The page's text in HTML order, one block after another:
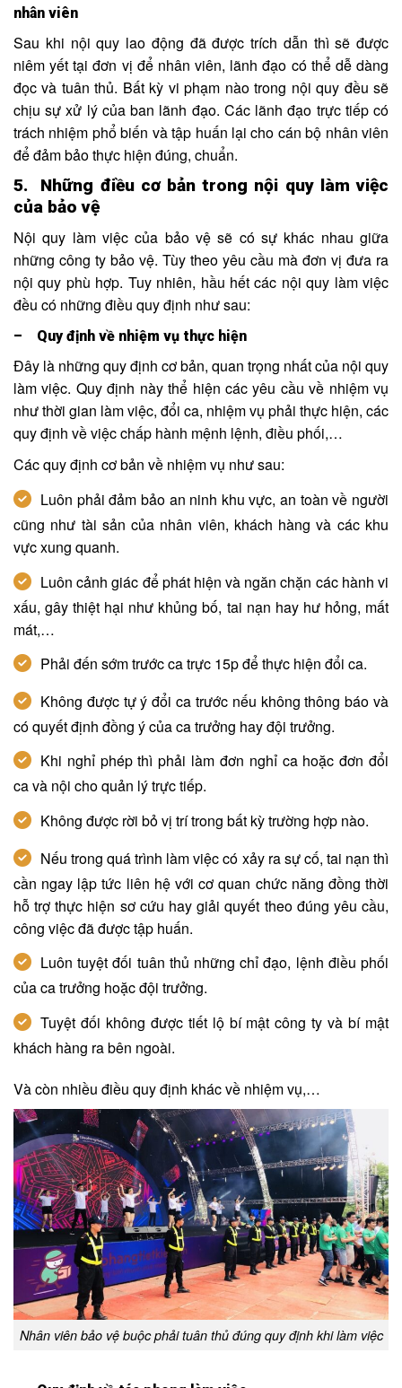
nhân viên
Sau khi nội quy lao động đã được trích dẫn thì sẽ được
niêm yết tại đơn vị để nhân viên, lãnh đạo có thể dễ dàng
đọc và tuân thủ. Bất kỳ vi phạm nào trong nội quy đều sẽ
chịu sự xử lý của ban lãnh đạo. Các lãnh đạo trực tiếp có
trách nhiệm phổ biến và tập huấn lại cho cán bộ nhân viên
để đảm bảo thực hiện đúng, chuẩn.
5. Những điều cơ bản trong nội quy làm việc
của bảo vệ
Nội quy làm việc của bảo vệ sẽ có sự khác nhau giữa
những công ty bảo vệ. Tùy theo yêu cầu mà đơn vị đưa ra
nội quy phù hợp. Tuy nhiên, hầu hết các nội quy làm việc
đều có những điều quy định như sau:
– Quy định về nhiệm vụ thực hiện
Đây là những quy định cơ bản, quan trọng nhất của nội quy
làm việc. Quy định này thể hiện các yêu cầu về nhiệm vụ
như thời gian làm việc, đổi ca, nhiệm vụ phải thực hiện, các
quy định về việc chấp hành mệnh lệnh, điều phối,…
Các quy định cơ bản về nhiệm vụ như sau:
Luôn phải đảm bảo an ninh khu vực, an toàn về người
cũng như tài sản của nhân viên, khách hàng và các khu
vực xung quanh.
Luôn cảnh giác để phát hiện và ngăn chặn các hành vi
xấu, gây thiệt hại như khủng bố, tai nạn hay hư hỏng, mất
mát,…
Phải đến sớm trước ca trực 15p để thực hiện đổi ca.
Không được tự ý đổi ca trước nếu không thông báo và
có quyết định đồng ý của ca trưởng hay đội trưởng.
Khi nghỉ phép thì phải làm đơn nghỉ ca hoặc đơn đổi
ca và nội cho quản lý trực tiếp.
Không được rời bỏ vị trí trong bất kỳ trường hợp nào.
Nếu trong quá trình làm việc có xảy ra sự cố, tai nạn thì
cần ngay lập tức liên hệ với cơ quan chức năng đồng thời
hỗ trợ thực hiện sơ cứu hay giải quyết theo đúng yêu cầu,
công việc đã được tập huấn.
Luôn tuyệt đối tuân thủ những chỉ đạo, lệnh điều phối
của ca trưởng hoặc đội trưởng.
Tuyệt đối không được tiết lộ bí mật công ty và bí mật
khách hàng ra bên ngoài.
Và còn nhiều điều quy định khác về nhiệm vụ,…
Nhân viên bảo vệ buộc phải tuân thủ đúng quy định khi làm việc